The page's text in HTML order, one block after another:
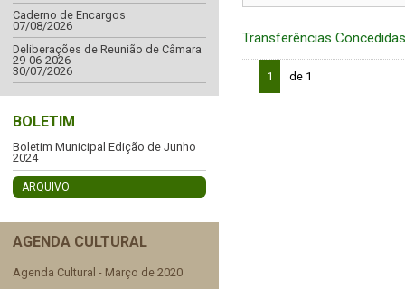
Caderno de Encargos
07/08/2026
Deliberações de Reunião de Câmara
29-06-2026
30/07/2026
BOLETIM
Boletim Municipal Edição de Junho
2024
ARQUIVO
AGENDA CULTURAL
Agenda Cultural - Março de 2020
Transferências
1 de 1